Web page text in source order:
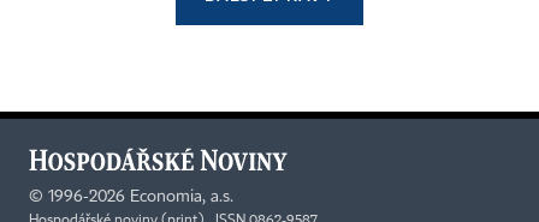
© 1996-2026 Economia, a.s.